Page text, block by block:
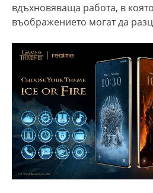
вдъхновяваща работа, в
въображението могат да